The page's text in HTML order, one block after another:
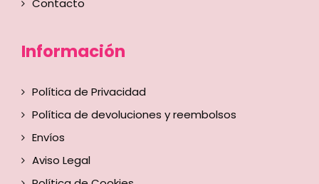
Contacto
Información
Política de Privacidad
Política de devoluciones y reembolsos
Envíos
Aviso Legal